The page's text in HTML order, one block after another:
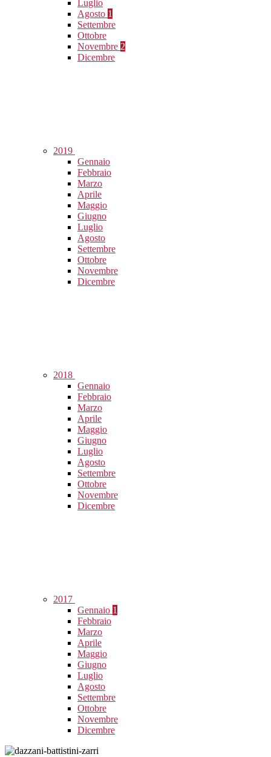
Luglio
Agosto 1
Settembre
Ottobre
Novembre 2
Dicembre
2019
Gennaio
Febbraio
Marzo
Aprile
Maggio
Giugno
Luglio
Agosto
Settembre
Ottobre
Novembre
Dicembre
2018
Gennaio
Febbraio
Marzo
Aprile
Maggio
Giugno
Luglio
Agosto
Settembre
Ottobre
Novembre
Dicembre
2017
Gennaio 1
Febbraio
Marzo
Aprile
Maggio
Giugno
Luglio
Agosto
Settembre
Ottobre
Novembre
Dicembre